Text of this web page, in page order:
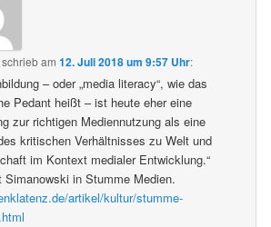
schriebam12. Juli 2018 um 9:57 Uhr:
– oder „media literacy“, wie das
Pedant heißt – ist heute eher eine
zur richtigen Mediennutzung als eine
kritischen Verhältnisses zu Welt und
im Kontext medialer Entwicklung.“
Simanowski in Stumme Medien.
artikel/kultur/stumme-